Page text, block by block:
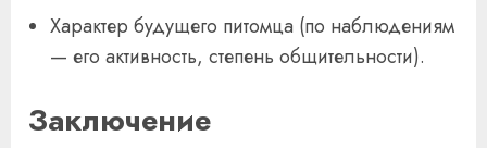
Характер будущего питомца (по наблюдениям
— его активность, степень общительности).
Заключение